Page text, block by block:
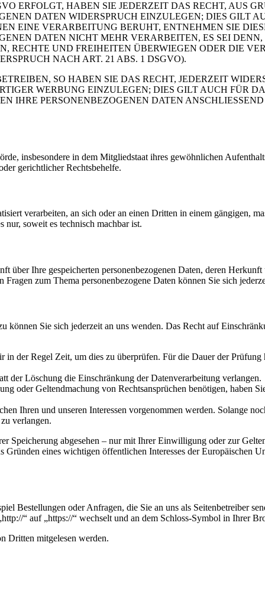
ERFOLGT, HABEN SIE JEDERZEIT DAS RECHT, AUS
DATEN WIDERSPRUCH EINZULEGEN; DIES GILT
EINE VERARBEITUNG BERUHT, ENTNEHMEN SIE
DATEN NICHT MEHR VERARBEITEN, ES SEI
RECHTE UND FREIHEITEN ÜBERWIEGEN ODER DIE
NACH ART. 21 ABS. 1 DSGVO).
SO HABEN SIE DAS RECHT, JEDERZEIT
WERBUNG EINZULEGEN; DIES GILT AUCH FÜR
IHRE PERSONENBEZOGENEN DATEN
insbesondere in dem Mitgliedstaat ihres gewöhnlichen
gerichtlicher Rechtsbehelfe.
verarbeiten, an sich oder an einen Dritten in einem gängigen,
soweit es technisch machbar ist.
über Ihre gespeicherten personenbezogenen Daten, deren
zum Thema personenbezogene Daten können Sie sich
Sie sich jederzeit an uns wenden. Das Recht auf
der Regel Zeit, um dies zu überprüfen. Für die Dauer der
der Löschung die Einschränkung der Datenverarbeitung verlangen.
oder Geltendmachung von Rechtsansprüchen benötigen, haben
Ihren und unseren Interessen vorgenommen werden. Solange
verlangen.
Speicherung abgesehen – nur mit Ihrer Einwilligung oder zur
eines wichtigen öffentlichen Interesses der Europäischen
Bestellungen oder Anfragen, die Sie an uns als Seitenbetreiber
“ auf „https://“ wechselt und an dem Schloss-Symbol in Ihrer
Dritten mitgelesen werden.